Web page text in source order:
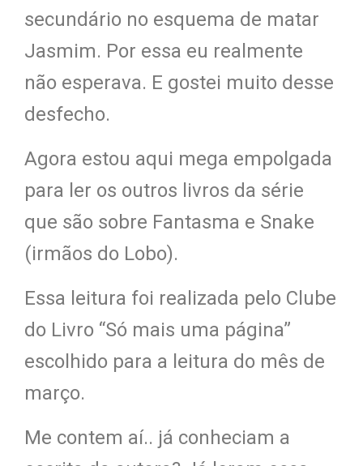
secundário no esquema de matar
Jasmim. Por essa eu realmente
não esperava. E gostei muito desse
desfecho.
Agora estou aqui mega empolgada
para ler os outros livros da série
que são sobre Fantasma e Snake
(irmãos do Lobo).
Essa leitura foi realizada pelo Clube
do Livro “Só mais uma página”
escolhido para a leitura do mês de
março.
Me contem aí.. já conheciam a